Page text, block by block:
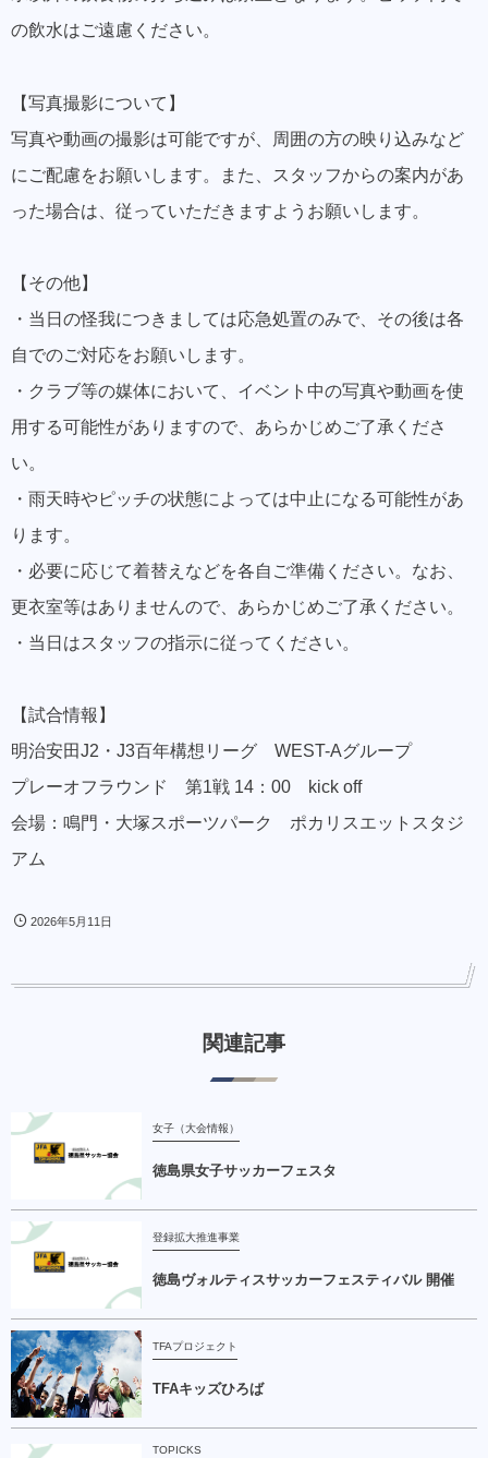
の飲水はご遠慮ください。
【写真撮影について】
写真や動画の撮影は可能ですが、周囲の方の映り込みなど
にご配慮をお願いします。また、スタッフからの案内があ
った場合は、従っていただきますようお願いします。
【その他】
・当日の怪我につきましては応急処置のみで、その後は各
自でのご対応をお願いします。
・クラブ等の媒体において、イベント中の写真や動画を使
用する可能性がありますので、あらかじめご了承くださ
い。
・雨天時やピッチの状態によっては中止になる可能性があ
ります。
・必要に応じて着替えなどを各自ご準備ください。なお、
更衣室等はありませんので、あらかじめご了承ください。
・当日はスタッフの指示に従ってください。
【試合情報】
明治安田J2・J3百年構想リーグ WEST-Aグループ
プレーオフラウンド 第1戦 14：00 kick off
会場：鳴門・大塚スポーツパーク ポカリスエットスタジ
アム
2026年5月11日
関連記事
女子（大会情報）
徳島県女子サッカーフェスタ
登録拡大推進事業
徳島ヴォルティスサッカーフェスティバル 開催
TFAプロジェクト
TFAキッズひろば
TOPICKS